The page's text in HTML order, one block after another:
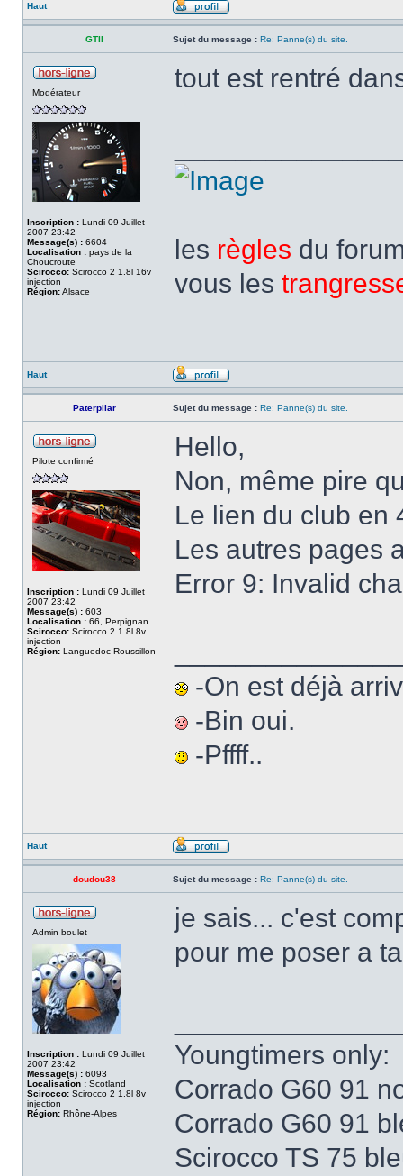
Haut
GTII Sujet du message : Re: Panne(s) du site.
Modérateur
Inscription : Lundi 09 Juillet
2007 23:42
Message(s) : 6604
Localisation : pays de la
Choucroute
Scirocco: Scirocco 2 1.8l 16v
injection
Région:Alsace
tout est rentré
les règles du
vous les
Haut
Paterpilar Sujet du message : Re: Panne(s) du site.
Pilote confirmé
Inscription : Lundi 09 Juillet
2007 23:42
Message(s) : 603
Localisation : 66, Perpignan
Scirocco: Scirocco 2 1.8l 8v
injection
Région: Languedoc-Roussillon
Hello,
Non, même pire
Le lien du club en
Les autres pages
Error 9: Invalid
-On est déjà
-Bin oui.
-Pffff..
Haut
doudou38 Sujet du message : Re: Panne(s) du site.
Admin boulet
Inscription : Lundi 09 Juillet
2007 23:42
Message(s) : 6093
Localisation : Scotland
Scirocco: Scirocco 2 1.8l 8v
injection
Région: Rhône-Alpes
je sais... c'est
pour me poser a
Youngtimers only:
Corrado G60 91
Corrado G60 91
Scirocco TS 75